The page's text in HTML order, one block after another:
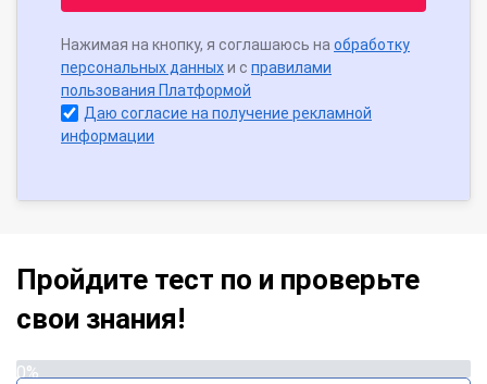
Нажимая на кнопку, я соглашаюсь на обработку
персональных данныхи с правилами
пользования Платформой
Даю согласие на получение рекламной
информации
Пройдите тест по и проверьте
свои знания!
0%